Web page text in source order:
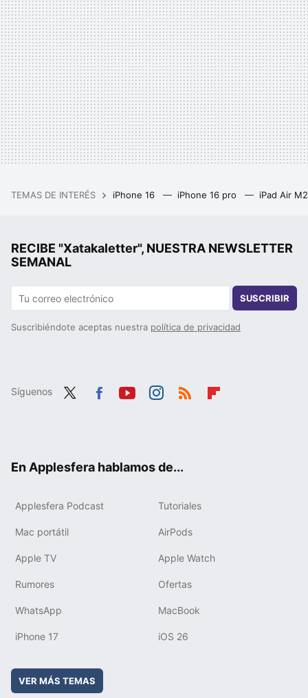
TEMAS DE INTERÉS iPhone 16 iPhone 16 pro iPad Air
RECIBE "Xatakaletter", NUESTRA NEWSLETTER
SEMANAL
SUSCRIBIR
Suscribiéndote aceptas nuestra política de privacidad
Síguenos
En Applesfera hablamos de...
Applesfera Podcast Tutoriales
Mac portátil AirPods
Apple TV Apple Watch
Rumores Ofertas
WhatsApp MacBook
iPhone 17 iOS 26
VER MÁS TEMAS